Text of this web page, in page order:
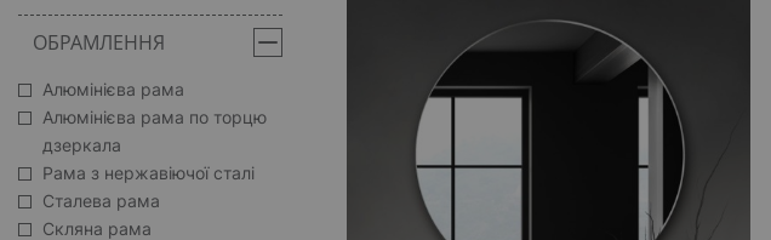
ОБРАМЛЕННЯ
Алюмінієва рама
Алюмінієва рама по торцю
дзеркала
Рама з нержавіючої сталі
Сталева рама
Скляна рама